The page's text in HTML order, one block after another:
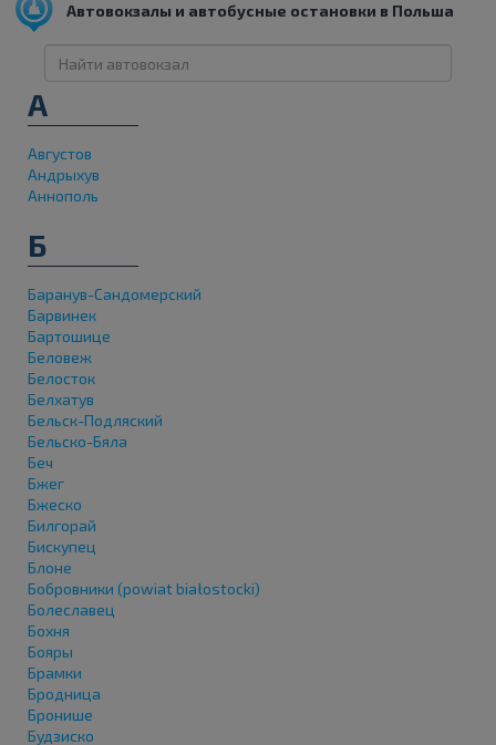
Автовокзалы и автобусные остановки в Польша
А
Августов
Андрыхув
Аннополь
Б
Баранув-Сандомерский
Барвинек
Бартошице
Беловеж
Белосток
Белхатув
Бельск-Подляский
Бельско-Бяла
Беч
Бжег
Бжеско
Билгорай
Бискупец
Блоне
Бобровники (powiat białostocki)
Болеславец
Бохня
Бояры
Брамки
Бродница
Бронише
Будзиско